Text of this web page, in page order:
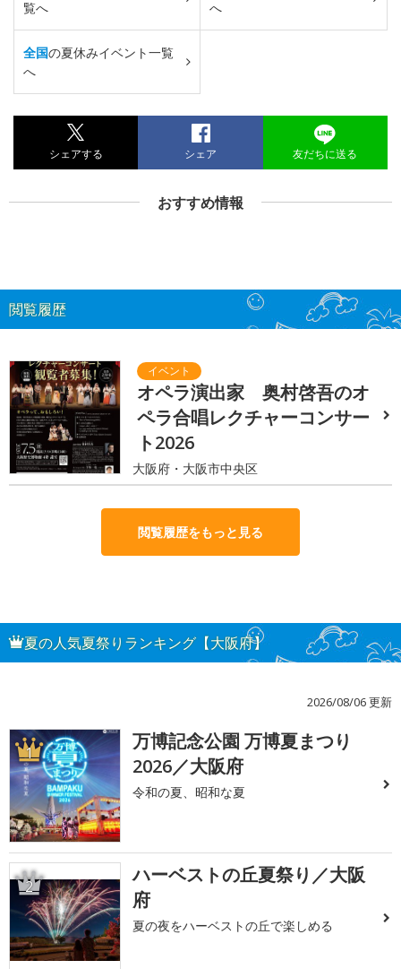
覧へ へ
全国の夏休みイベント一覧
へ
シェアする シェア 友だちに送る
おすすめ情報
閲覧履歴
オペラ演出家 奥村啓吾のオ
ペラ合唱レクチャーコンサー
ト2026
大阪府・大阪市中央区
閲覧履歴をもっと見る
夏の人気夏祭りランキング【大阪府】
2026/08/06 更新
1
万博記念公園 万博夏まつり
2026／大阪府
令和の夏、昭和な夏
2
ハーベストの丘夏祭り／大阪
府
夏の夜をハーベストの丘で楽しめる